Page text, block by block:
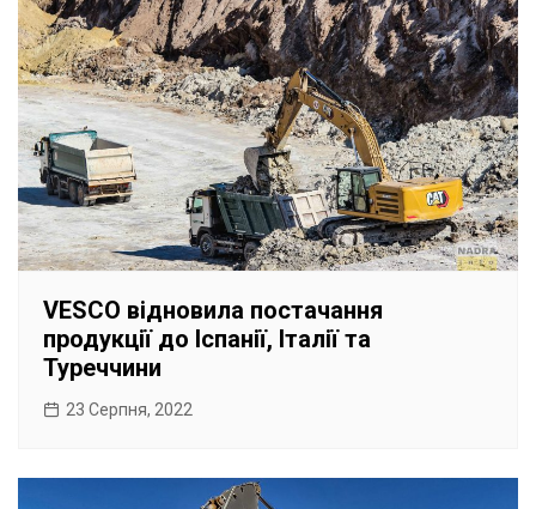
VESCO відновила постачання
продукції до Іспанії, Італії та
Туреччини
23 Серпня, 2022